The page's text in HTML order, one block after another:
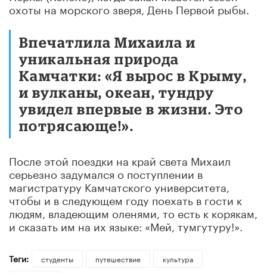
охоты на морского зверя, День Первой рыбы.
Впечатлила Михаила и
уникальная природа
Камчатки: «Я вырос в Крыму,
и вулканы, океан, тундру
увидел впервые в жизни. Это
потрясающе!».
После этой поездки на край света Михаил
серьезно задумался о поступлении в
магистратуру Камчатского университета,
чтобы и в следующем году поехать в гости к
людям, владеющим оленями, то есть к корякам,
и сказать им на их языке: «Мей, тумгутуру!».
Теги: студенты путешествие
культура